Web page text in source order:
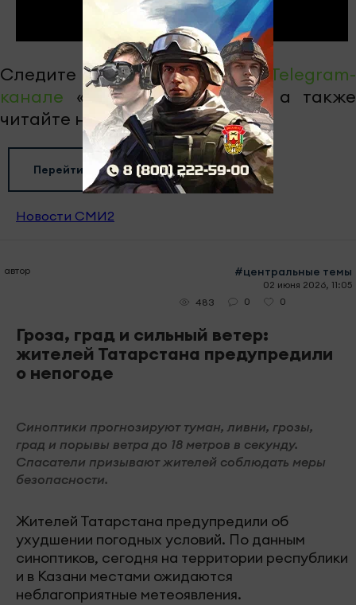
Следите за самым важным вTelegram-
канале «Челны-ТВ»,Youtube, а также
читайте нас в«Дзен».
Перейти на страницу новости
Новости СМИ2
автор #центральные темы
02 июня 2026, 11:05
483
0 0
Гроза, град и сильный ветер:
жителей Татарстана предупредили
о непогоде
Синоптики прогнозируют туман, ливни, грозы,
град и порывы ветра до 18 метров в секунду.
Спасатели призывают жителей соблюдать меры
безопасности.
Жителей Татарстана предупредили об
ухудшении погодных условий. По данным
синоптиков, сегодня на территории республики
и в Казани местами ожидаются
неблагоприятные метеоявления.